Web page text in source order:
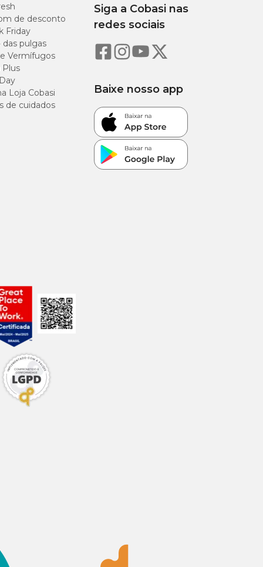
cuidado
do alcance de
de desconto
Friday
das pulgas
Vermífugos
Plus
Loja Cobasi
de cuidados
Siga a Cobasi nas
redes sociais
Baixe nosso app